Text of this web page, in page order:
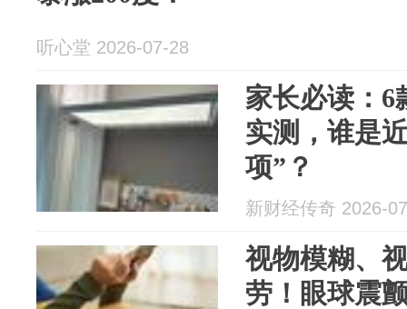
听心堂 2026-07-28
家长必读：6
实测，谁是
项”？
新财经传奇 2026-
视物模糊、
劳！眼球震